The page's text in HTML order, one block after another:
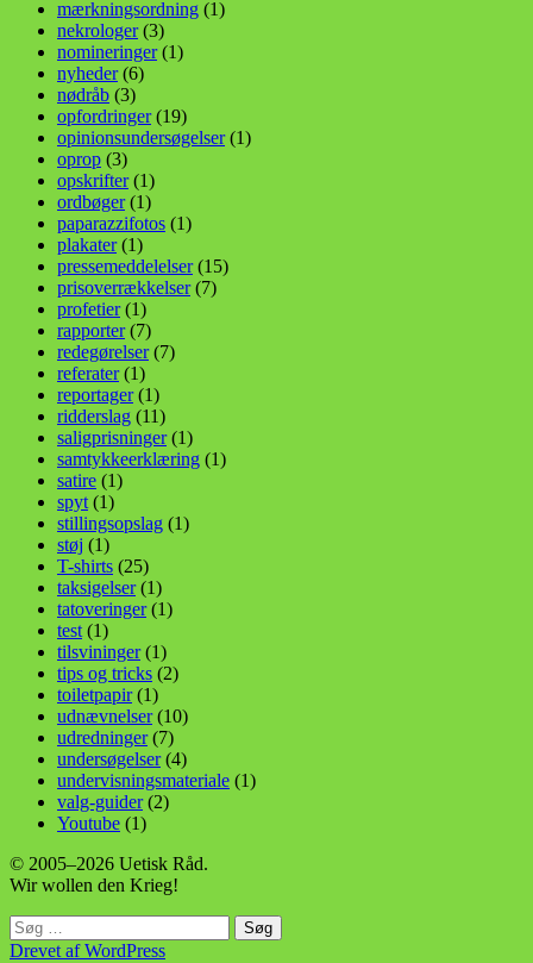
mærkningsordning (1)
nekrologer(3)
nomineringer(1)
nyheder(6)
nødråb (3)
opfordringer(19)
opinionsundersøgelser(1)
oprop (3)
opskrifter(1)
ordbøger(1)
paparazzifotos (1)
plakater(1)
pressemeddelelser(15)
prisoverrækkelser(7)
profetier(1)
rapporter(7)
redegørelser(7)
referater(1)
reportager(1)
ridderslag (11)
saligprisninger(1)
samtykkeerklæring (1)
satire (1)
spyt(1)
stillingsopslag (1)
støj (1)
T-shirts (25)
taksigelser(1)
tatoveringer(1)
test(1)
tilsvininger(1)
tips og tricks (2)
toiletpapir(1)
udnævnelser(10)
udredninger(7)
undersøgelser(4)
undervisningsmateriale (1)
valg-guider(2)
Youtube (1)
© 2005–2026 Uetisk Råd.
Wir wollen den Krieg!
Søg
efter:
Drevet af WordPress